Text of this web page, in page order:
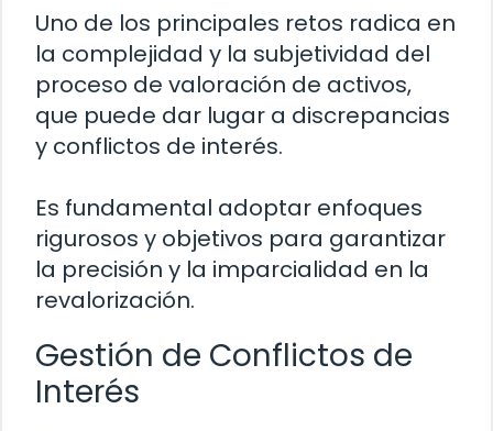
Uno de los principales retos radica en
la complejidad y la subjetividad del
proceso de valoración de activos,
que puede dar lugar a discrepancias
y conflictos de interés.
Es fundamental adoptar enfoques
rigurosos y objetivos para garantizar
la precisión y la imparcialidad en la
revalorización.
Gestión de Conflictos de
Interés